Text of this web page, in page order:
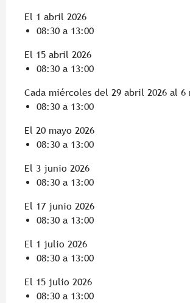
El 1 abril 2026
08:30 a 13:00
El 15 abril 2026
08:30 a 13:00
Cada miércoles del 29 abril 2026 al 6
08:30 a 13:00
El 20 mayo 2026
08:30 a 13:00
El 3 junio 2026
08:30 a 13:00
El 17 junio 2026
08:30 a 13:00
El 1 julio 2026
08:30 a 13:00
El 15 julio 2026
08:30 a 13:00